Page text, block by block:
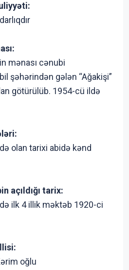
mənası cənubi
şəhərindən gələn “Ağakişi”
götürülüb. 1954-cü ildə
olan tarixi abidə kənd
açıldığı tarix:
ilk 4 illik məktəb 1920-ci
oğlu